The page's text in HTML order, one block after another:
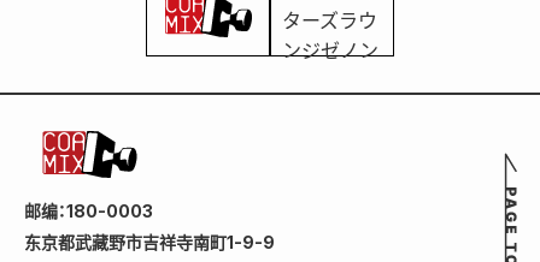
邮编：180-0003
东京都武藏野市吉祥寺南町1-9-9